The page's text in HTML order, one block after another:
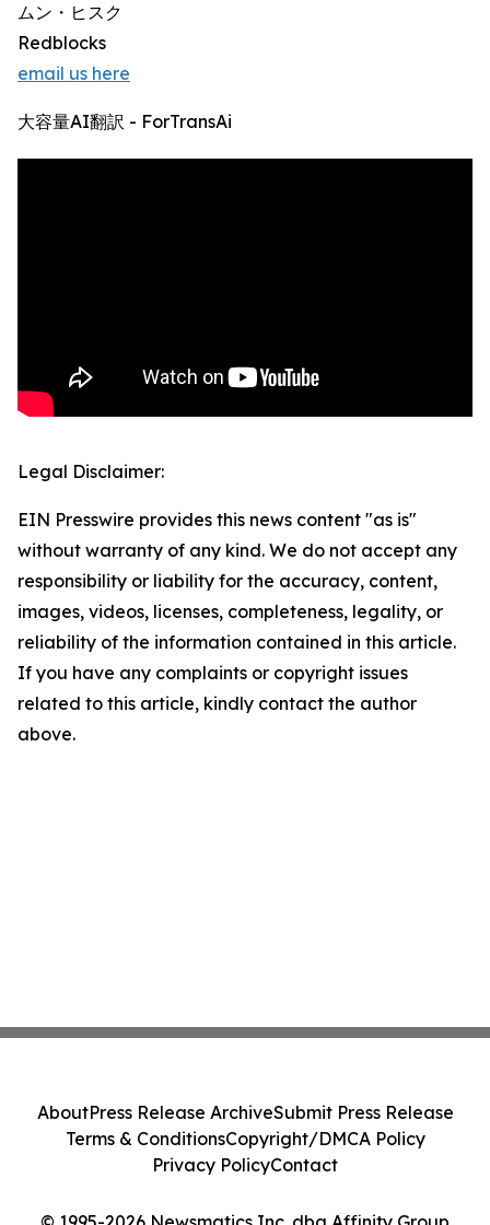
ムン・ヒスク
Redblocks
email us here
大容量AI翻訳 - ForTransAi
Legal Disclaimer:
EIN Presswire provides this news content "as is"
without warranty of any kind. We do not accept any
responsibility or liability for the accuracy, content,
images, videos, licenses, completeness, legality, or
reliability of the information contained in this article.
If you have any complaints or copyright issues
related to this article, kindly contact the author
above.
AboutPress Release ArchiveSubmit Press Release
Terms & ConditionsCopyright/DMCA Policy
Privacy PolicyContact